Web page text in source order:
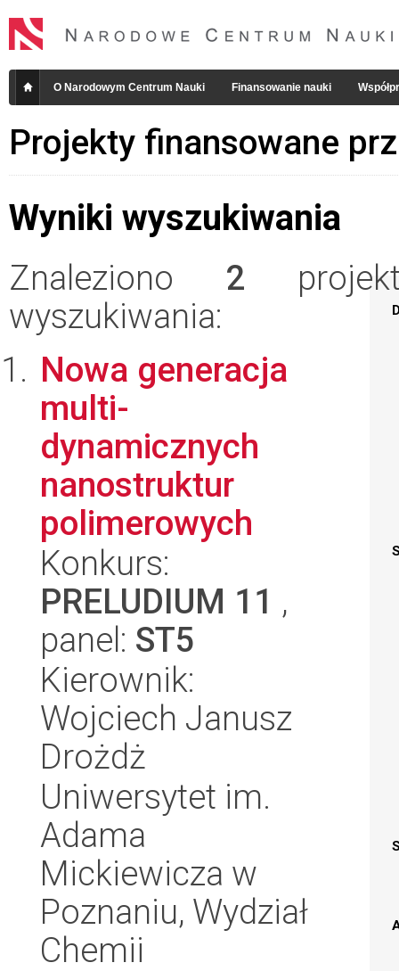
O Narodowym Centrum Nauki Finansowanie nauki
Projekty finansowane
Wyniki wyszukiwania
Znaleziono 2
wyszukiwania:
Nowa generacja
multi-
dynamicznych
nanostruktur
polimerowych
Konkurs:
PRELUDIUM 11 ,
panel: ST5
Kierownik:
Wojciech Janusz
Drożdż
Uniwersytet im.
Adama
Mickiewicza w
Poznaniu, Wydział
Chemii